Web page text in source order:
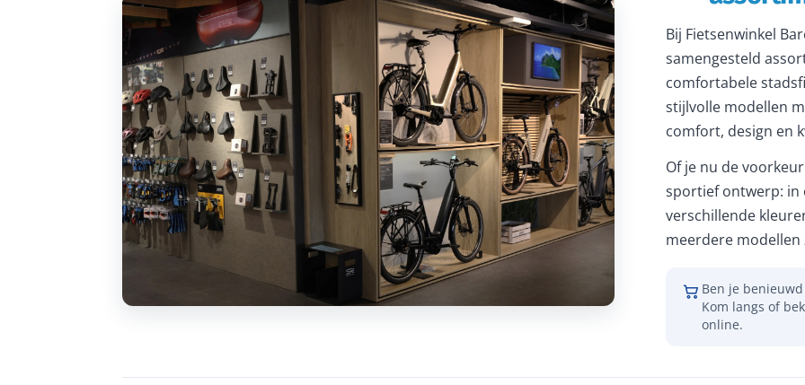
Bij Fietsenwinkel
samengesteld
comfortabele
stijlvolle modellen
comfort, design en
Of je nu de
sportief ontwerp: in
verschillende
meerdere
Ben je
Kom langs of
online.